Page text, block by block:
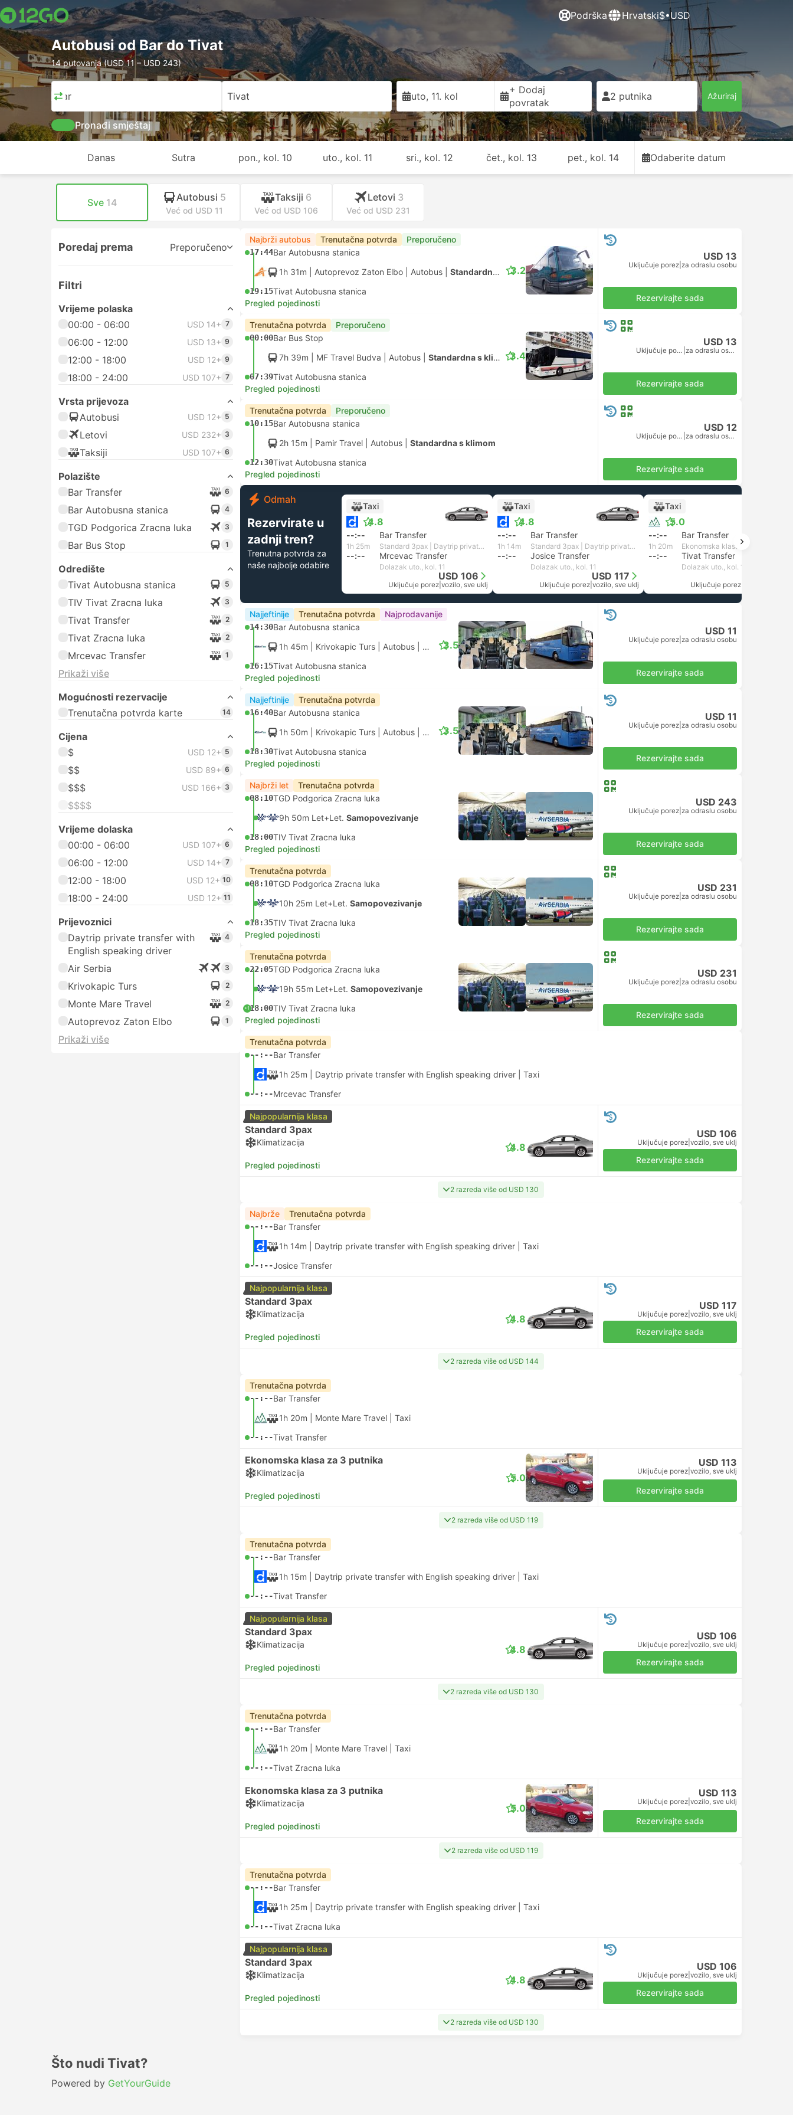
Podrška Hrvatski$•USD
Autobusi od Bar do Tivat
14 putovanja (USD 11 – USD 243)
Bar Tivat uto, 11. kol
+ Dodaj
povratak
2 putnika Ažuriraj
Pronađi smještaj
Danas Sutra pon., kol. 10 uto., kol. 11 sri., kol. 12 čet., kol. 13 pet., kol. 14 Odaberite datum
Sve 14 Autobusi 5
Već od USD 11
Taksiji 6
Već od USD 106
Letovi 3
Već od USD 231
Poredaj prema Preporučeno
Filtri
Vrijeme polaska
00:00 - 06:00
USD 14+ 7
06:00 - 12:00 USD 13+ 9
12:00 - 18:00 USD 12+ 9
18:00 - 24:00 USD 107+ 7
Vrsta prijevoza
Autobusi
USD 12+ 5
Letovi USD 232+ 3
Taksiji USD 107+ 6
Polazište
Bar Transfer
6
Bar Autobusna stanica 4
TGD Podgorica Zracna luka 3
Bar Bus Stop 1
Odredište
Tivat Autobusna stanica
5
TIV Tivat Zracna luka 3
Tivat Transfer 2
Tivat Zracna luka 2
Mrcevac Transfer 1
Prikaži više
Mogućnosti rezervacije
Trenutačna potvrda karte
14
Cijena
$
USD 12+ 5
$$ USD 89+ 6
$$$ USD 166+ 3
$$$$
Vrijeme dolaska
00:00 - 06:00
USD 107+ 6
06:00 - 12:00 USD 14+ 7
12:00 - 18:00 USD 12+ 10
18:00 - 24:00 USD 12+ 11
Prijevoznici
Daytrip private transfer with
English speaking driver
4
Air Serbia 3
Krivokapic Turs 2
Monte Mare Travel 2
Autoprevoz Zaton Elbo 1
Prikaži više
Najbrži autobus Trenutačna potvrda Preporučeno
17:44Bar Autobusna stanica
1h 31m | Autoprevoz Zaton Elbo Autobus Standardna s klimom
19:15Tivat Autobusna stanica
3.2
Pregled pojedinosti
USD 13
Uključuje porez za odraslu osobu
Rezervirajte sada
Trenutačna potvrda Preporučeno
00:00Bar Bus Stop
7h 39m | MF Travel Budva Autobus Standardna s klimom
07:39Tivat Autobusna stanica
3.4
Pregled pojedinosti
USD 13
Uključuje porez za odraslu osobu
Rezervirajte sada
Trenutačna potvrda Preporučeno
10:15Bar Autobusna stanica
2h 15m | Pamir Travel Autobus Standardna s klimom
12:30Tivat Autobusna stanica
Pregled pojedinosti
USD 12
Uključuje porez za odraslu osobu
Rezervirajte sada
Odmah
Rezervirate u
zadnji tren?
Trenutna potvrda za
naše najbolje odabire
Taxi
4.8
--:-- Bar Transfer
1h 25m Standard 3pax | Daytrip private transfer with English speaking driver
--:-- Mrcevac Transfer
Dolazak uto., kol. 11
USD 106
Uključuje porez vozilo, sve uklj
Taxi
4.8
--:-- Bar Transfer
1h 14m Standard 3pax | Daytrip private transfer with English speaking driver
--:-- Josice Transfer
Dolazak uto., kol. 11
USD 117
Uključuje porez vozilo, sve uklj
Taxi
5.0
--:-- Bar Transfer
1h 20m
--:-- Tivat Transfer
Dolazak uto., kol. 11
Uključuje porez
Najjeftinije Trenutačna potvrda Najprodavanije
14:30Bar Autobusna stanica
1h 45m | Krivokapic Turs Autobus Standardna s klimom
16:15Tivat Autobusna stanica
3.5
Pregled pojedinosti
USD 11
Uključuje porez za odraslu osobu
Rezervirajte sada
Najjeftinije Trenutačna potvrda
16:40Bar Autobusna stanica
1h 50m | Krivokapic Turs Autobus Standardna s klimom
18:30Tivat Autobusna stanica
3.5
Pregled pojedinosti
USD 11
Uključuje porez za odraslu osobu
Rezervirajte sada
Najbrži let Trenutačna potvrda
08:10TGD Podgorica Zracna luka
9h 50m Let+Let. Samopovezivanje
18:00TIV Tivat Zracna luka
Pregled pojedinosti
USD 243
Uključuje porez za odraslu osobu
Rezervirajte sada
Trenutačna potvrda
08:10TGD Podgorica Zracna luka
10h 25m Let+Let. Samopovezivanje
18:35TIV Tivat Zracna luka
Pregled pojedinosti
USD 231
Uključuje porez za odraslu osobu
Rezervirajte sada
Trenutačna potvrda
22:05TGD Podgorica Zracna luka
19h 55m Let+Let. Samopovezivanje
+118:00TIV Tivat Zracna luka
Pregled pojedinosti
USD 231
Uključuje porez za odraslu osobu
Rezervirajte sada
Trenutačna potvrda
--:--Bar Transfer
1h 25m | Daytrip private transfer with English speaking driver Taxi
--:--Mrcevac Transfer
Najpopularnija klasa
Standard 3pax
Klimatizacija
Pregled pojedinosti
4.8
USD 106
Uključuje porez vozilo, sve uklj
Rezervirajte sada
2 razreda više od USD 130
Najbrže Trenutačna potvrda
--:--Bar Transfer
1h 14m | Daytrip private transfer with English speaking driver Taxi
--:--Josice Transfer
Najpopularnija klasa
Standard 3pax
Klimatizacija
Pregled pojedinosti
4.8
USD 117
Uključuje porez vozilo, sve uklj
Rezervirajte sada
2 razreda više od USD 144
Trenutačna potvrda
--:--Bar Transfer
1h 20m | Monte Mare Travel Taxi
--:--Tivat Transfer
Ekonomska klasa za 3 putnika
Klimatizacija
Pregled pojedinosti
5.0
USD 113
Uključuje porez vozilo, sve uklj
Rezervirajte sada
2 razreda više od USD 119
Trenutačna potvrda
--:--Bar Transfer
1h 15m | Daytrip private transfer with English speaking driver Taxi
--:--Tivat Transfer
Najpopularnija klasa
Standard 3pax
Klimatizacija
Pregled pojedinosti
4.8
USD 106
Uključuje porez vozilo, sve uklj
Rezervirajte sada
2 razreda više od USD 130
Trenutačna potvrda
--:--Bar Transfer
1h 20m | Monte Mare Travel Taxi
--:--Tivat Zracna luka
Ekonomska klasa za 3 putnika
Klimatizacija
Pregled pojedinosti
5.0
USD 113
Uključuje porez vozilo, sve uklj
Rezervirajte sada
2 razreda više od USD 119
Trenutačna potvrda
--:--Bar Transfer
1h 25m | Daytrip private transfer with English speaking driver Taxi
--:--Tivat Zracna luka
Najpopularnija klasa
Standard 3pax
Klimatizacija
Pregled pojedinosti
4.8
USD 106
Uključuje porez vozilo, sve uklj
Rezervirajte sada
2 razreda više od USD 130
Što nudi Tivat?
Powered by GetYourGuide